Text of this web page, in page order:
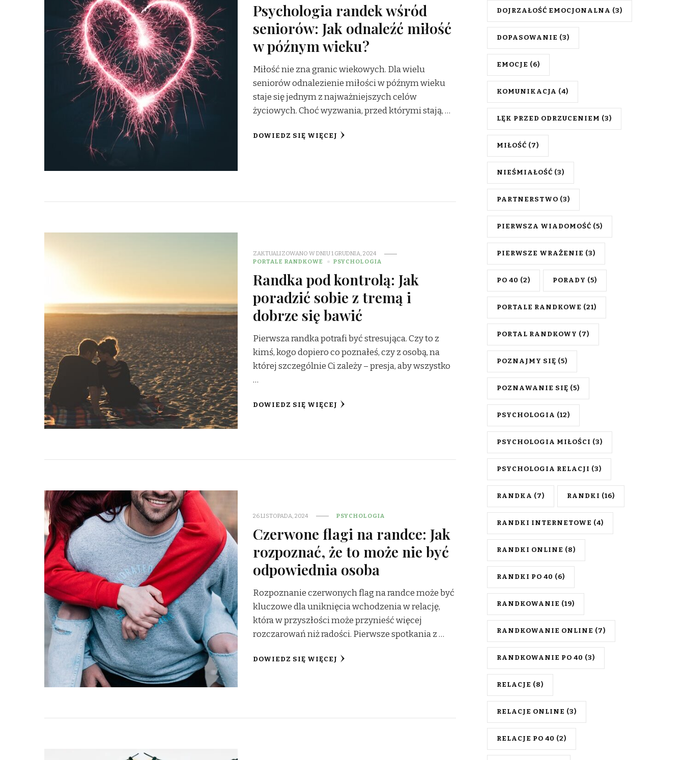
Psychologia randek wśród
seniorów: Jak odnaleźć miłość
w późnym wieku?
Miłość nie zna granic wiekowych. Dla wielu
seniorów odnalezienie miłości w późnym wieku
staje się jednym z najważniejszych celów
życiowych. Choć wyzwania, przed którymi stają, …
DOWIEDZ SIĘ WIĘCEJ
ZAKTUALIZOWANO W DNIU1 GRUDNIA, 2024
PORTALE RANDKOWE
PSYCHOLOGIA
Randka pod kontrolą: Jak
poradzić sobie z tremą i
dobrze się bawić
Pierwsza randka potrafi być stresująca. Czy to z
kimś, kogo dopiero co poznałeś, czy z osobą, na
której szczególnie Ci zależy – presja, aby wszystko
…
DOWIEDZ SIĘ WIĘCEJ
26 LISTOPADA, 2024 PSYCHOLOGIA
Czerwone flagi na randce: Jak
rozpoznać, że to może nie być
odpowiednia osoba
Rozpoznanie czerwonych flag na randce może być
kluczowe dla uniknięcia wchodzenia w relację,
która w przyszłości może przynieść więcej
rozczarowań niż radości. Pierwsze spotkania z …
DOWIEDZ SIĘ WIĘCEJ
DOJRZAŁOŚĆ EMOCJONALNA (3)
DOPASOWANIE (3)
EMOCJE (6)
KOMUNIKACJA (4)
LĘK PRZED ODRZUCENIEM (3)
MIŁOŚĆ (7)
NIEŚMIAŁOŚĆ (3)
PARTNERSTWO (3)
PIERWSZA WIADOMOŚĆ (5)
PIERWSZE WRAŻENIE (3)
PO 40 (2) PORADY (5)
PORTALE RANDKOWE (21)
PORTAL RANDKOWY (7)
POZNAJMY SIĘ (5)
POZNAWANIE SIĘ (5)
PSYCHOLOGIA (12)
PSYCHOLOGIA MIŁOŚCI (3)
PSYCHOLOGIA RELACJI (3)
RANDKA (7) RANDKI (16)
RANDKI INTERNETOWE (4)
RANDKI ONLINE (8)
RANDKI PO 40 (6)
RANDKOWANIE (19)
RANDKOWANIE ONLINE (7)
RANDKOWANIE PO 40 (3)
RELACJE (8)
RELACJE ONLINE (3)
RELACJE PO 40 (2)